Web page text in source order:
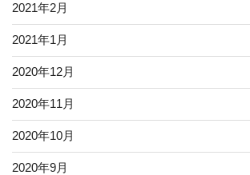
2021年2月
2021年1月
2020年12月
2020年11月
2020年10月
2020年9月